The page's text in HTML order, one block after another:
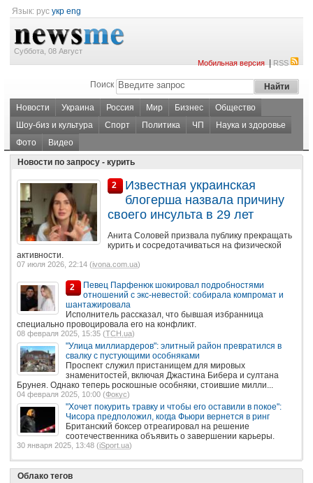
Язык: рус укр eng
Суббота, 08 Август
Мобильная версия|RSS
Поиск
Новости Украина Россия Мир Бизнес
Общество
Шоу-биз и культура
Спорт Политика ЧП
Наука и здоровье
Фото
Видео
Новости по запросу - курить
2
Известная украинская
блогерша назвала причину
своего инсульта в 29 лет
Анита Соловей призвала публику прекращать
курить и сосредотачиваться на физической
активности.
07 июля 2026, 22:14 (ivona.com.ua)
2
Певец Парфенюк шокировал подробностями
отношений с экс-невестой: собирала компромат и
шантажировала
Исполнитель рассказал, что бывшая избранница
специально провоцировала его на конфликт.
08 февраля 2025, 15:35 (ТСН.ua)
"Улица миллиардеров": элитный район превратился в
свалку с пустующими особняками
Проспект служил пристанищем для мировых
знаменитостей, включая Джастина Бибера и султана
Брунея. Однако теперь роскошные особняки, стоившие милли...
04 февраля 2025, 10:00 (Фокус)
"Хочет покурить травку и чтобы его оставили в покое":
Чисора предположил, когда Фьюри вернется в ринг
Британский боксер отреагировал на решение
соотечественника объявить о завершении карьеры.
30 января 2025, 13:48 (iSport.ua)
Облако тегов